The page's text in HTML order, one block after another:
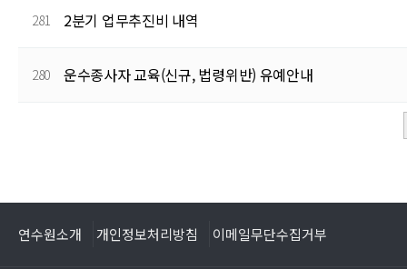
281 2분기 업무추진비 내역
280 운수종사자 교육(신규, 법령위반) 유예안내
연수원소개 개인정보처리방침 이메일무단수집거부